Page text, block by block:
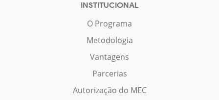
INSTITUCIONAL
O Programa
Metodologia
Vantagens
Parcerias
Autorização do MEC